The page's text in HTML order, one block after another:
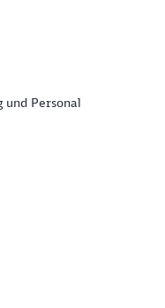
Personal